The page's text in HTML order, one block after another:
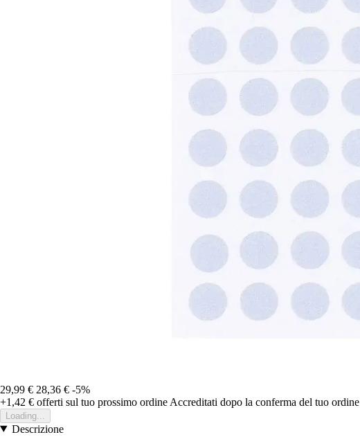
29,99 € 28,36 € -5%
+1,42 € offerti sul tuo prossimo ordine Accreditati dopo la conferma del tuo ordine
Loading...
Descrizione